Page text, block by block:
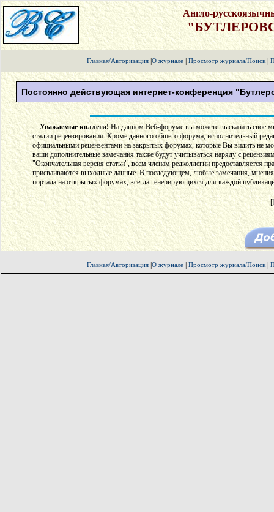
Англо-
Главная/Авторизация| О журнале| Просмотр журнала/Поиск|
Постоянно действующая интернет-конференция
Уважаемые коллеги!На данном Веб-форуме вы можете высказать свое
стадии рецензирования. Кроме данного общего форума, исполнительный
официальными рецензентами на закрытых форумах, которые Вы видить не
ваши дополнительные замечания также будут учитываться наряду с
"Окончательная версия статьи", всем членам редколлегии предоставляется
присваиваются выходные данные. В последующем, любые замечания,
портала на открытых форумах, всегда генерирующихся для каждой
[
Главная/Авторизация| О журнале| Просмотр журнала/Поиск|